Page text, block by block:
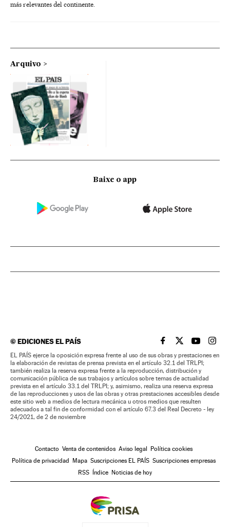
más relevantes del continente.
Arquivo
Baixe o app
©EDICIONES EL PAÍS EL PAÍS BRASIL EN
EL PAÍSEL PAÍS
EL
EL PAÍS ejerce la oposición expresa frente al uso de sus obras y prestaciones en
la elaboración de revistas de prensa prevista en el artículo 32.1 del TRLPI;
también realiza la reserva expresa frente a la reproducción, distribución y
comunicación pública de sus trabajos y artículos sobre temas de actualidad
prevista en el artículo 33.1 del TRLPI; y, asimismo, realiza una reserva expresa
de las reproducciones y usos de las obras y otras prestaciones accesibles desde
este sitio web a medios de lectura mecánica u otros medios que resulten
adecuados a tal fin de conformidad con el artículo 67.3 del Real Decreto - ley
24/2021, de 2 de noviembre
Contacto Venta de contenidos Aviso legal Política cookies
Política de privacidad Mapa Suscripciones EL PAÍS Suscripciones empresas
RSS Índice Noticias de hoy